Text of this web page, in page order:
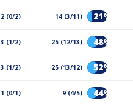
2 (0/2) 14 (3/11) 21%
3 (1/2) 25 (12/13) 48%
3 (1/2) 25 (13/12) 52%
1 (0/1) 9 (4/5) 44%